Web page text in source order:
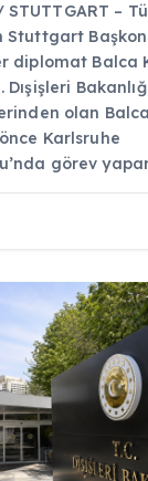
STUTTGART –
Stuttgart
diplomat Balca
olan
Karlsruhe
görev